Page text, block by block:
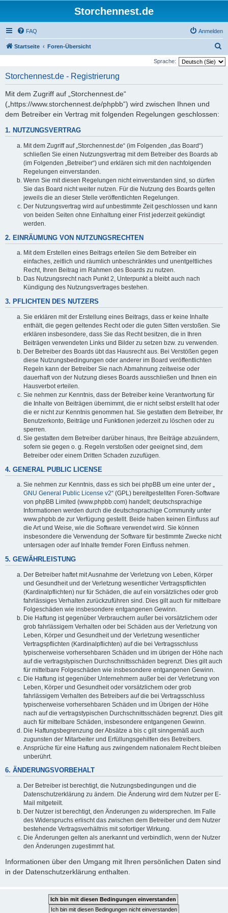
Storchennest.de
FAQ Anmelden
Startseite Foren-Übersicht
u
Sprache:
Storchennest.de - Registrierung
Mit dem Zugriff auf „Storchennest.de“
(„https://www.storchennest.de/phpbb“) wird zwischen Ihnen und
dem Betreiber ein Vertrag mit folgenden Regelungen geschlossen:
1. NUTZUNGSVERTRAG
Mit dem Zugriff auf „Storchennest.de“ (im Folgenden „das Board“)
schließen Sie einen Nutzungsvertrag mit dem Betreiber des Boards ab
(im Folgenden „Betreiber“) und erklären sich mit den nachfolgenden
Regelungen einverstanden.
Wenn Sie mit diesen Regelungen nicht einverstanden sind, so dürfen
Sie das Board nicht weiter nutzen. Für die Nutzung des Boards gelten
jeweils die an dieser Stelle veröffentlichten Regelungen.
Der Nutzungsvertrag wird auf unbestimmte Zeit geschlossen und kann
von beiden Seiten ohne Einhaltung einer Frist jederzeit gekündigt
werden.
2. EINRÄUMUNG VON NUTZUNGSRECHTEN
Mit dem Erstellen eines Beitrags erteilen Sie dem Betreiber ein
einfaches, zeitlich und räumlich unbeschränktes und unentgeltliches
Recht, Ihren Beitrag im Rahmen des Boards zu nutzen.
Das Nutzungsrecht nach Punkt 2, Unterpunkt a bleibt auch nach
Kündigung des Nutzungsvertrages bestehen.
3. PFLICHTEN DES NUTZERS
Sie erklären mit der Erstellung eines Beitrags, dass er keine Inhalte
enthält, die gegen geltendes Recht oder die guten Sitten verstoßen. Sie
erklären insbesondere, dass Sie das Recht besitzen, die in Ihren
Beiträgen verwendeten Links und Bilder zu setzen bzw. zu verwenden.
Der Betreiber des Boards übt das Hausrecht aus. Bei Verstößen gegen
diese Nutzungsbedingungen oder anderer im Board veröffentlichten
Regeln kann der Betreiber Sie nach Abmahnung zeitweise oder
dauerhaft von der Nutzung dieses Boards ausschließen und Ihnen ein
Hausverbot erteilen.
Sie nehmen zur Kenntnis, dass der Betreiber keine Verantwortung für
die Inhalte von Beiträgen übernimmt, die er nicht selbst erstellt hat oder
die er nicht zur Kenntnis genommen hat. Sie gestatten dem Betreiber, Ihr
Benutzerkonto, Beiträge und Funktionen jederzeit zu löschen oder zu
sperren.
Sie gestatten dem Betreiber darüber hinaus, Ihre Beiträge abzuändern,
sofern sie gegen o. g. Regeln verstoßen oder geeignet sind, dem
Betreiber oder einem Dritten Schaden zuzufügen.
4. GENERAL PUBLIC LICENSE
Sie nehmen zur Kenntnis, dass es sich bei phpBB um eine unter der „
GNU General Public License v2“ (GPL) bereitgestellten Foren-Software
von phpBB Limited (www.phpbb.com) handelt; deutschsprachige
Informationen werden durch die deutschsprachige Community unter
www.phpbb.de zur Verfügung gestellt. Beide haben keinen Einfluss auf
die Art und Weise, wie die Software verwendet wird. Sie können
insbesondere die Verwendung der Software für bestimmte Zwecke nicht
untersagen oder auf Inhalte fremder Foren Einfluss nehmen.
5. GEWÄHRLEISTUNG
Der Betreiber haftet mit Ausnahme der Verletzung von Leben, Körper
und Gesundheit und der Verletzung wesentlicher Vertragspflichten
(Kardinalpflichten) nur für Schäden, die auf ein vorsätzliches oder grob
fahrlässiges Verhalten zurückzuführen sind. Dies gilt auch für mittelbare
Folgeschäden wie insbesondere entgangenen Gewinn.
Die Haftung ist gegenüber Verbrauchern außer bei vorsätzlichem oder
grob fahrlässigem Verhalten oder bei Schäden aus der Verletzung von
Leben, Körper und Gesundheit und der Verletzung wesentlicher
Vertragspflichten (Kardinalpflichten) auf die bei Vertragsschluss
typischerweise vorhersehbaren Schäden und im übrigen der Höhe nach
auf die vertragstypischen Durchschnittsschäden begrenzt. Dies gilt auch
für mittelbare Folgeschäden wie insbesondere entgangenen Gewinn.
Die Haftung ist gegenüber Unternehmern außer bei der Verletzung von
Leben, Körper und Gesundheit oder vorsätzlichem oder grob
fahrlässigem Verhalten des Betreibers auf die bei Vertragsschluss
typischerweise vorhersehbaren Schäden und im Übrigen der Höhe
nach auf die vertragstypischen Durchschnittsschäden begrenzt. Dies gilt
auch für mittelbare Schäden, insbesondere entgangenen Gewinn.
Die Haftungsbegrenzung der Absätze a bis c gilt sinngemäß auch
zugunsten der Mitarbeiter und Erfüllungsgehilfen des Betreibers.
Ansprüche für eine Haftung aus zwingendem nationalem Recht bleiben
unberührt.
6. ÄNDERUNGSVORBEHALT
Der Betreiber ist berechtigt, die Nutzungsbedingungen und die
Datenschutzerklärung zu ändern. Die Änderung wird dem Nutzer per E-
Mail mitgeteilt.
Der Nutzer ist berechtigt, den Änderungen zu widersprechen. Im Falle
des Widerspruchs erlischt das zwischen dem Betreiber und dem Nutzer
bestehende Vertragsverhältnis mit sofortiger Wirkung.
Die Änderungen gelten als anerkannt und verbindlich, wenn der Nutzer
den Änderungen zugestimmt hat.
Informationen über den Umgang mit Ihren persönlichen Daten sind
in der Datenschutzerklärung enthalten.